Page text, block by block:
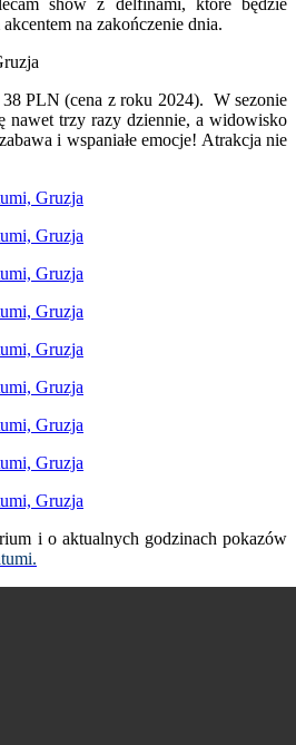
na zakończenie dnia.
PLN (cena z roku 2024). W sezonie
nawet trzy razy dziennie, a widowisko
i wspaniałe emocje! Atrakcja nie
i o aktualnych godzinach pokazów